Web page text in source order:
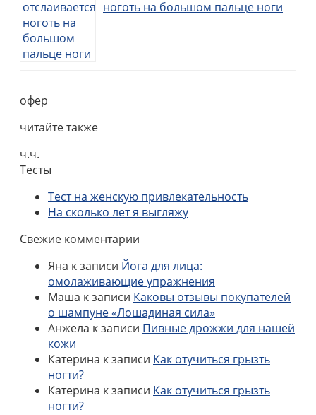
ноготь на большом пальце ноги
офер
читайте также
ч.ч.
Тесты
Тест на женскую привлекательность
На сколько лет я выгляжу
Свежие комментарии
Яна к записи Йога для лица:
омолаживающие упражнения
Маша к записи Каковы отзывы покупателей
о шампуне «Лошадиная сила»
Анжела к записи Пивные дрожжи для нашей
кожи
Катерина к записи Как отучиться грызть
ногти?
Катерина к записи Как отучиться грызть
ногти?